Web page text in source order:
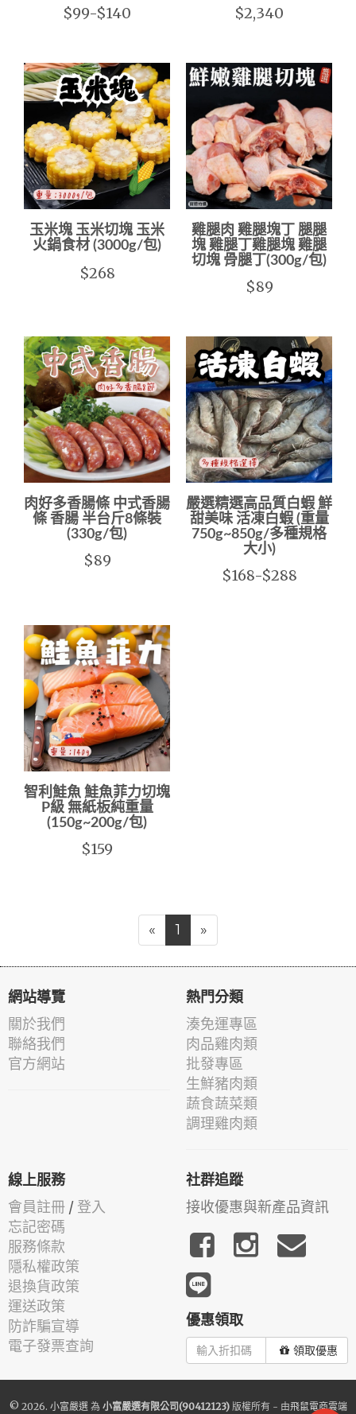
$99-$140 $2,340
玉米塊 玉米切塊 玉米
火鍋食材 (3000g/包)
$268
雞腿肉 雞腿塊丁 腿腿
塊 雞腿丁雞腿塊 雞腿
切塊 骨腿丁(300g/包)
$89
肉好多香腸條 中式香腸
條 香腸 半台斤8條裝
(330g/包)
$89
嚴選精選高品質白蝦 鮮
甜美味 活凍白蝦 (重量
750g~850g/多種規格
大小)
$168-$288
智利鮭魚 鮭魚菲力切塊
P級 無紙板純重量
(150g~200g/包)
$159
« 1 »
網站導覽
關於我們
聯絡我們
官方網站
熱門分類
湊免運專區
肉品雞肉類
批發專區
生鮮豬肉類
蔬食蔬菜類
調理雞肉類
線上服務
會員註冊 / 登入
忘記密碼
服務條款
隱私權政策
退換貨政策
運送政策
防詐騙宣導
電子發票查詢
社群追蹤
接收優惠與新產品資訊
優惠領取
領取優惠
© 2026. 小富嚴選為 小富嚴選有限公司(90412123)版權所有 - 由飛鼠電商雲端